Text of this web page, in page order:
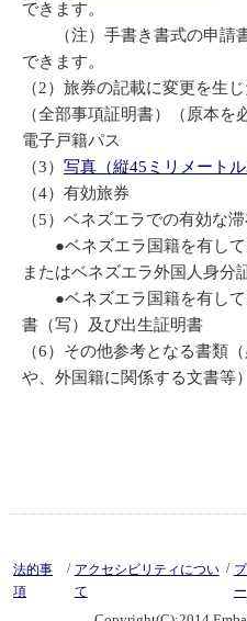
できます。
（注）手書き書式の申請
できます。
（2）旅券の記載に変更を生
（全部事項証明書）（原本
電子戸籍パス
（3） 写真（縦45ミリメート
（4）有効旅券
（5）ベネズエラでの有効な
●ベネズエラ国籍を有して
またはベネズエラ外国人身分
●ベネズエラ国籍を有して
書（写）及び出生証明書
（6）その他参考となる書類
や、外国籍に関係する文書等）
法的事
項
/ アクセシビリティについ
て
/
ー